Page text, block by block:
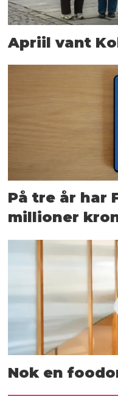
Apriil vant
På tre år har
millioner
Nok en